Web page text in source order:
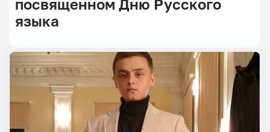
посвященном Дню Русского
языка